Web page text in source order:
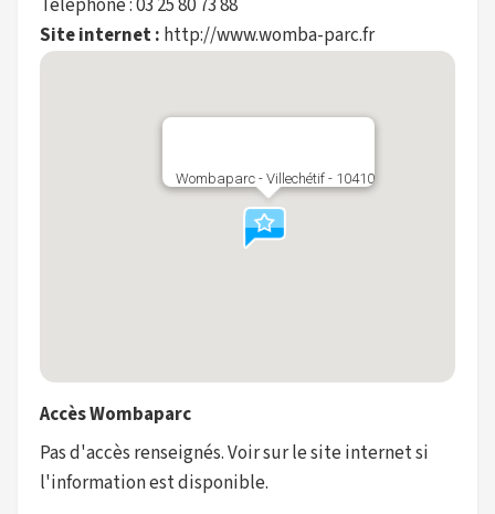
Site internet : http://www.womba-parc.fr
Wombaparc - Villechétif - 10410
Accès Wombaparc
Pas d'accès renseignés. Voir sur le site internet si
l'information est disponible.